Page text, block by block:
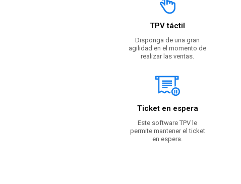
TPV táctil
Disponga de una gran
agilidad en el momento de
realizar las ventas.
Ticket en espera
Este software TPV le
permite mantener el ticket
en espera.